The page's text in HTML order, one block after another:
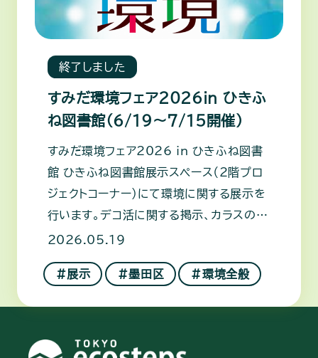
終了しました
すみだ環境フェア2026in ひきふ
ね図書館（6/19～7/15開催）
すみだ環境フェア2026 in ひきふね図書
館 ひきふね図書館展示スペース（2階プロ
ジェクトコーナー）にて環境に関する展示を
行います。デコ活に関する掲示、カラスの巣
の展示、雨水タンクの展示があり
2026.05.19
＃展示 ＃墨田区 ＃環境全般